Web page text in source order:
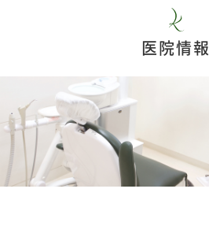
医院情報